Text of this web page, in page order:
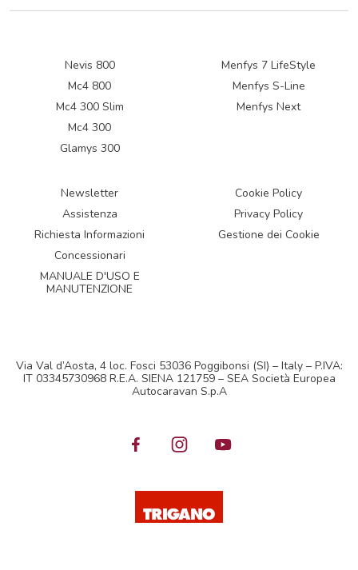
Nevis 800
Mc4 800
Mc4 300 Slim
Mc4 300
Glamys 300
Menfys 7 LifeStyle
Menfys S-Line
Menfys Next
Newsletter
Assistenza
Richiesta Informazioni
Concessionari
MANUALE D'USO E
MANUTENZIONE
Cookie Policy
Privacy Policy
Gestione dei Cookie
Via Val d’Aosta, 4 loc. Fosci 53036 Poggibonsi (SI) – Italy – P.IVA:
IT 03345730968 R.E.A. SIENA 121759 – SEA Società Europea
Autocaravan S.p.A